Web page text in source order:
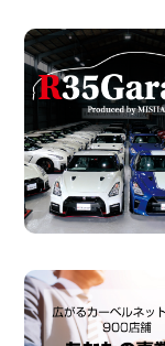
ハ
ー
※※
の
島